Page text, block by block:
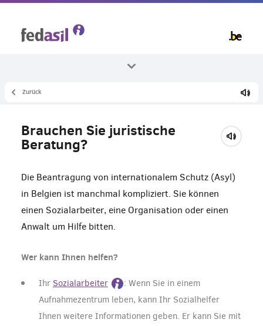
Alle Themenbereiche
Asylantrag
Zurück
Brauchen Sie juristische
Beratung?
Die Beantragung von internationalem Schutz (Asyl)
in Belgien ist manchmal kompliziert. Sie können
einen Sozialarbeiter, eine Organisation oder einen
Anwalt um Hilfe bitten.
Wer kann Ihnen helfen?
Ihr Sozialarbeiter
: Wenn Sie in einem
Aufnahmezentrum leben, kann Ihr Sozialhelfer
Ihnen weitere Informationen geben. Er kann Sie mit